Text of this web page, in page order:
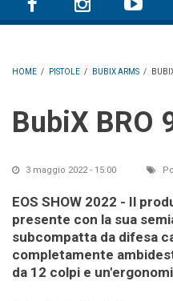
HOME / PISTOLE / BUBIX ARMS /
BubiX BRO
3 maggio 2022 - 15:00
EOS SHOW 2022 - Il
presente con la sua
subcompatta da difesa
completamente
da 12 colpi e